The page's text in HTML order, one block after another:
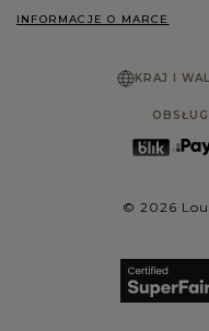
INFORMACJE O MARCE
KRAJ I
© 2026